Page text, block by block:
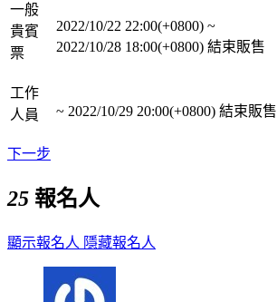
一般
貴賓
票
2022/10/22 22:00(+0800) ~
2022/10/28 18:00(+0800) 結束販售
工作
人員
~ 2022/10/29 20:00(+0800) 結束販售
下一步
25 報名人
顯示報名人 隱藏報名人